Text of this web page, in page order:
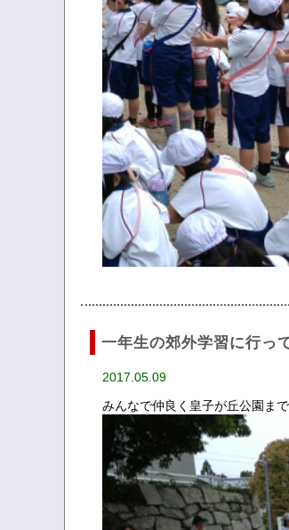
一年生の郊外学習に行っ
2017.05.09
みんなで仲良く皇子が丘公園まで